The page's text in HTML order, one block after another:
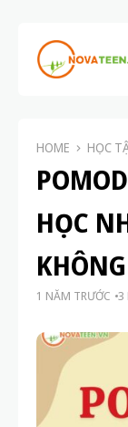
HOME HỌC
HỌC
1 NĂM TRƯỚC 3